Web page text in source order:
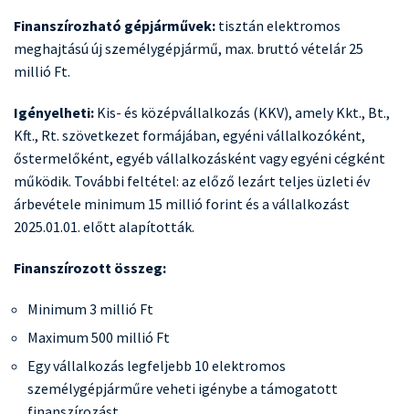
Finanszírozható gépjárművek: tisztán elektromos
meghajtású új személygépjármű, max. bruttó vételár 25
millió Ft.
Igényelheti: Kis- és középvállalkozás (KKV), amely Kkt., Bt.,
Kft., Rt. szövetkezet formájában, egyéni vállalkozóként,
őstermelőként, egyéb vállalkozásként vagy egyéni cégként
működik. További feltétel: az előző lezárt teljes üzleti év
árbevétele minimum 15 millió forint és a vállalkozást
2025.01.01. előtt alapították.
Finanszírozott összeg:
Minimum 3 millió Ft
Maximum 500 millió Ft
Egy vállalkozás legfeljebb 10 elektromos
személygépjárműre veheti igénybe a támogatott